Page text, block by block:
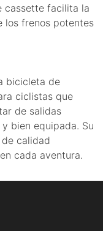
cassette facilita la
los frenos potentes
bicicleta de
ciclistas que
de salidas
bien equipada. Su
calidad
cada aventura.